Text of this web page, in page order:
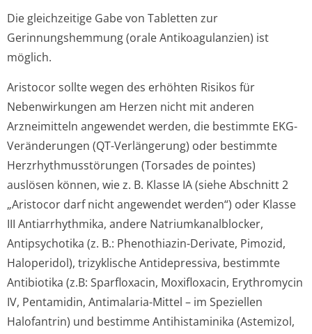
Die gleichzeitige Gabe von Tabletten zur
Gerinnungshemmung (orale Antikoagulanzien) ist
möglich.
Aristocor sollte wegen des erhöhten Risikos für
Nebenwirkungen am Herzen nicht mit anderen
Arzneimitteln angewendet werden, die bestimmte EKG-
Veränderungen (QT-Verlängerung) oder bestimmte
Herzrhythmusstörun­gen (Torsades de pointes)
auslösen können, wie z. B. Klasse IA (siehe Abschnitt 2
„Aristocor darf nicht angewendet werden“) oder Klasse
III Antiarrhythmika, andere Natriumkanalbloc­ker,
Antipsychotika (z. B.: Phenothiazin-Derivate, Pimozid,
Haloperidol), trizyklische Antidepressiva, bestimmte
Antibiotika (z.B: Sparfloxacin, Moxifloxacin, Erythromycin
IV, Pentamidin, Antimalaria-Mittel – im Speziellen
Halofantrin) und bestimme Antihistaminika (Astemizol,